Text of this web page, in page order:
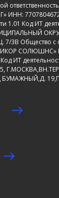
ИНН:
1.01 Код ИТ
7/3В Общество с
СОЛЮШНС»
Код ИТ
БУМАЖНЫЙ,Д.